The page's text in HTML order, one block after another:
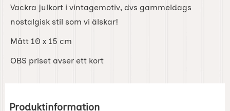
Vackra julkort i vintagemotiv, dvs gammeldags
nostalgisk stil som vi älskar!
Mått 10 x 15 cm
OBS priset avser ett kort
Produktinformation